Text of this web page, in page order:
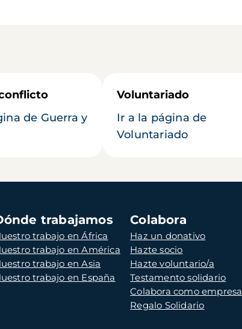
de Guerra y
Voluntariado
Ir a la página de
Voluntariado
trabajamos
trabajo en África
trabajo en América
trabajo en Asia
trabajo en España
Colabora
Haz un donativo
Hazte socio
Hazte voluntario/a
Testamento solidario
Colabora como empresa
Regalo Solidario